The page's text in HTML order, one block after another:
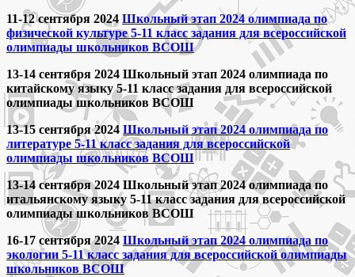
11-12 сентября 2024 Школьный этап 2024 олимпиада по
физической культуре 5-11 класс задания для всероссийской
олимпиады школьников ВСОШ
13-14 сентября 2024 Школьный этап 2024 олимпиада по
китайскому языку 5-11 класс задания для всероссийской
олимпиады школьников ВСОШ
13-15 сентября 2024 Школьный этап 2024 олимпиада по
литературе 5-11 класс задания для всероссийской
олимпиады школьников ВСОШ
13-14 сентября 2024 Школьный этап 2024 олимпиада по
итальянскому языку 5-11 класс задания для всероссийской
олимпиады школьников ВСОШ
16-17 сентября 2024 Школьный этап 2024 олимпиада по
экологии 5-11 класс задания для всероссийской олимпиады
школьников ВСОШ